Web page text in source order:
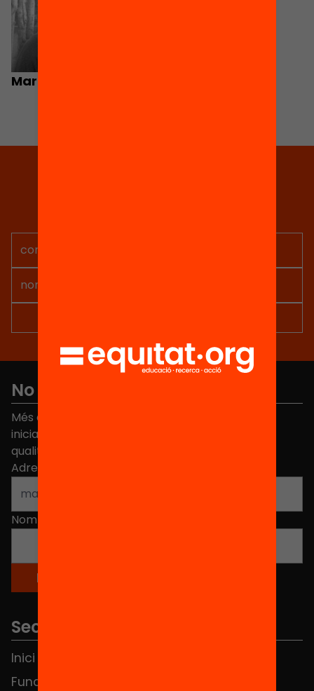
Marcel·lina Bosch
No et perdis res
Més de 40.000 persones ja han triat Equitat. Rep
iniciatives, propostes i projectes per millorar la
qualitat de l'educació a Catalunya.
Adreça electrònica
Nom
Seccions
Inici
Fundació